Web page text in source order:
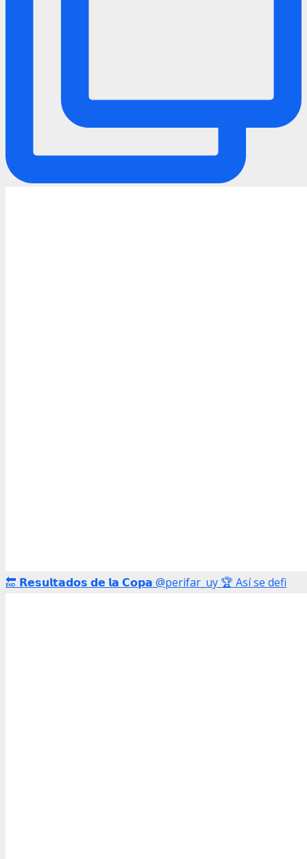
🔚 𝗥𝗲𝘀𝘂𝗹𝘁𝗮𝗱𝗼𝘀 𝗱𝗲 𝗹𝗮 𝗖𝗼𝗽𝗮 @perifar_uy 🏆 Así se defi